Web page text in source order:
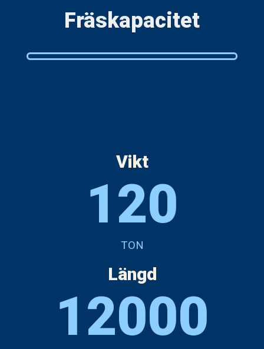
Fräskapacitet
Vikt
TON
120
Längd
12000